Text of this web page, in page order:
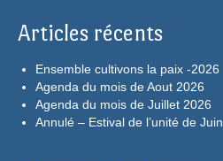
Articles récents
Ensemble cultivons la paix -2026
Agenda du mois de Aout 2026
Agenda du mois de Juillet 2026
Annulé – Estival de l’unité de Juin